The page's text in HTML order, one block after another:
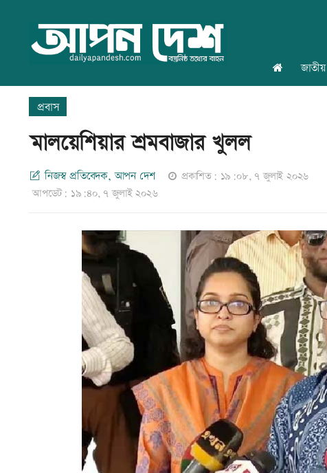
জাতীয়
প্রবাস
মালয়েশিয়ার শ্রমবাজার খুলল
নিজস্ব প্রতিবেদক, আপন দেশ
প্রকাশিত: ১৯:০৮, ৭ জুলাই ২০২৬
আপডেট: ১৯:৪০, ৭ জুলাই ২০২৬